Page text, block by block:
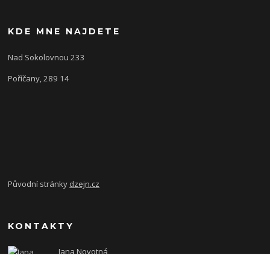
KDE MNE NAJDETE
Nad Sokolovnou 233
Poříčany, 289 14
Původní stránky dzejn.cz
KONTAKTY
Jana Novotná